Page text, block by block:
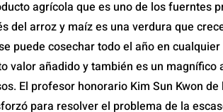
agrícola que es uno de los fuerntes
del arroz y maíz es una verdura que
puede cosechar todo el año en
valor añadido y también es un magnífico
El profesor honorario Kim Sun Kwon de
para resolver el problema de la